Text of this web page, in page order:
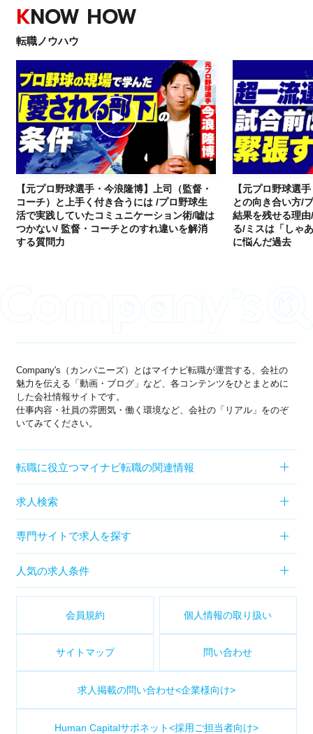
KNOW HOW
転職ノウハウ
【元プロ野球選手・今浪隆博】上司（監督・
コーチ）と上手く付き合うには /プロ野球生
活で実践していたコミュニケーション術/嘘は
つかない/ 監督・コーチとのすれ違いを解消
する質問力
【元プロ野球選
との向き合い方/
結果を残せる理
る/ミスは「しゃ
に悩んだ過去
Company's（カンパニーズ）とはマイナビ転職が運営する、会社の
魅力を伝える「動画・ブログ」など、各コンテンツをひとまとめに
した会社情報サイトです。
仕事内容・社員の雰囲気・働く環境など、会社の「リアル」をのぞ
いてみてください。
転職に役立つマイナビ転職の関連情報
求人検索
専門サイトで求人を探す
人気の求人条件
会員規約 個人情報の取り扱い
サイトマップ 問い合わせ
求人掲載の問い合わせ<企業様向け>
Human Capitalサポネット<採用ご担当者向け>